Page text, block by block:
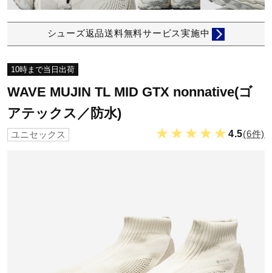
ライフスタイルウエア
サッカー／フットサル
トレーニング
シューズ返品送料無料サービス実施中
10時まで当日出荷
WAVE MUJIN TL MID GTX nonnative(ゴ
アテックス／防水)
ユニセックス ★★★★★ 4.5(6件)